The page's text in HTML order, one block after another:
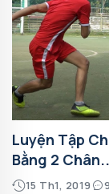
Luyện Tập
Bằng 2
15 Th1, 2019